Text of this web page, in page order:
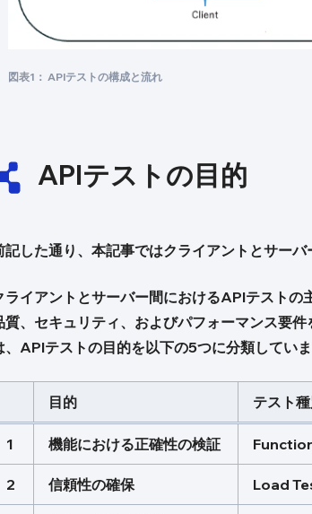
図表1： APIテストの構成と流れ
APIテストの目的
記した通り、本記事ではクライアントとサー
ライアントとサーバー間におけるAPIテストの
質、セキュリティ、およびパフォーマンス要
、APIテストの目的を以下の5つに分類していま
目的 テスト
1 機能における正確性の検証
2 信頼性の確保 Load